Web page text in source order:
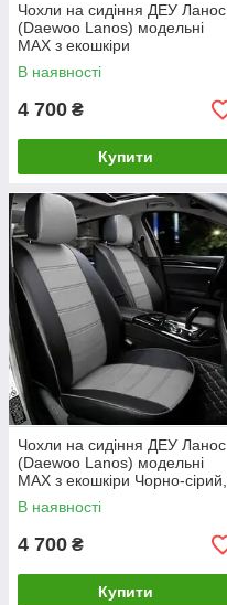
Чохли на сидіння ДЕУ Ланос
(Daewoo Lanos) модельні
MAX з екошкіри
В наявності
4 700 ₴
Купити
Чохли на сидіння ДЕУ Ланос
(Daewoo Lanos) модельні
MAX з екошкіри Чорно-сірий,
графіт
В наявності
4 700 ₴
Купити